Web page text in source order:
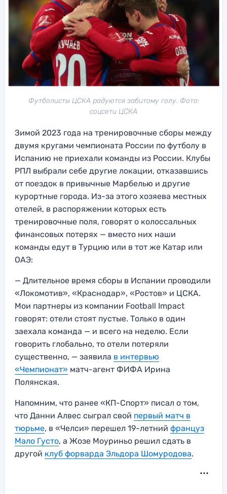
Футболисты ЦСКА радуются забитому голу. Фото:
соцсети ЦСКА
Зимой 2023 года на тренировочные сборы между
двумя кругами чемпионата России по футболу в
Испанию не приехали команды из России. Клубы
РПЛ выбрали себе другие локации, отказавшись
от поездок в привычные Марбелью и другие
курортные города. Из-за этого хозяева местных
отелей, в распоряжении которых есть
тренировочные поля, говорят о колоссальных
финансовых потерях — вместо них наши
команды едут в Турцию или в тот же Катар или
ОАЭ:
— Длительное время сборы в Испании проводили
«Локомотив», «Краснодар», «Ростов» и ЦСКА.
Мои партнеры из компании Football Impact
говорят: отели стоят пустые. Только в один
заехала команда — и всего на неделю. Если
говорить глобально, то отели потеряли
существенно, — заявила в интервью
«Чемпионат» матч-агент ФИФА Ирина
Полянская.
Напомним, что ранее «КП-Спорт» писал о том,
что Данни Алвес сыграл свой первый матч в
тюрьме, в «Челси» перешел 19-летний француз
Мало Густо, а Жозе Моуриньо решил сдать в
другой клуб форварда Эльдора Шомуродова.